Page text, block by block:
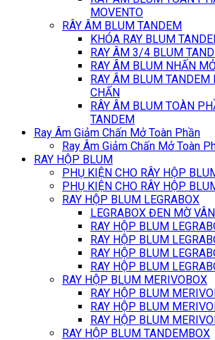
MOVENTO
RÂY ÂM BLUM TANDEM
KHÓA RAY BLUM
RAY ÂM 3/4 BLUM
RAY ÂM BLUM NHẤN
RAY ÂM BLUM TANDEM
CHẤN
RÂY ÂM BLUM TOÀN
TANDEM
Ray Âm Giảm Chấn Mở Toàn Phần
Ray Âm Giảm Chấn Mở Toàn
RAY HỘP BLUM
PHỤ KIỆN CHO RÂY HỘP
PHỤ KIỆN CHO RÂY HỘP
RAY HỘP BLUM LEGRABOX
LEGRABOX ĐEN MỜ
RAY HỘP BLUM
RAY HỘP BLUM
RAY HỘP BLUM
RAY HỘP BLUM
RAY HỘP BLUM MERIVOBOX
RAY HỘP BLUM
RAY HỘP BLUM
RAY HỘP BLUM
RAY HỘP BLUM TANDEMBOX